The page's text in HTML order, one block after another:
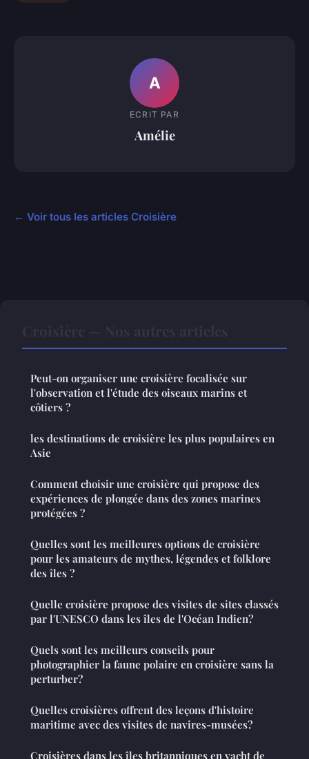
A
ECRIT PAR
Amélie
← Voir tous les articles Croisière
Peut-on organiser une croisière focalisée sur
l'observation et l'étude des oiseaux marins et
côtiers ?
les destinations de croisière les plus populaires en
Asie
Comment choisir une croisière qui propose des
expériences de plongée dans des zones marines
protégées ?
Quelles sont les meilleures options de croisière
pour les amateurs de mythes, légendes et folklore
des îles ?
Quelle croisière propose des visites de sites classés
par l'UNESCO dans les îles de l'Océan Indien?
Quels sont les meilleurs conseils pour
photographier la faune polaire en croisière sans la
perturber?
Quelles croisières offrent des leçons d'histoire
maritime avec des visites de navires-musées?
Croisières dans les îles britanniques en yacht de